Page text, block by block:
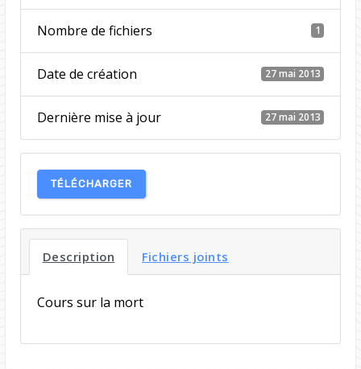
Nombre de fichiers 1
Date de création 27 mai 2013
Dernière mise à jour 27 mai 2013
TÉLÉCHARGER
Description Fichiers joints
Cours sur la mort